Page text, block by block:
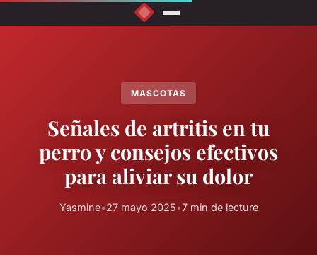
MASCOTAS
Señales de artritis en tu
perro y consejos efectivos
para aliviar su dolor
Yasmine•27 mayo 2025•7 min de lecture